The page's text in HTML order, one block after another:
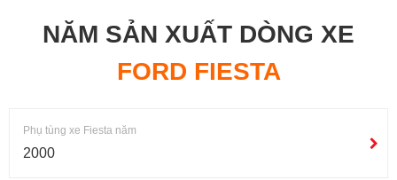
NĂM SẢN XUẤT DÒNG XE
FORD FIESTA
Phụ tùng xe Fiesta năm
2000